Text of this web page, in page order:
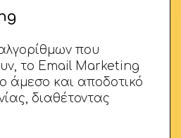
που
το Email Marketing
άμεσο και αποδοτικό
διαθέτοντας